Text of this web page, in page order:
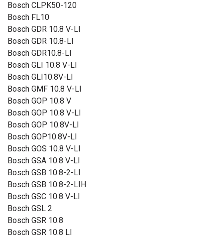
Bosch CLPK50-120
Bosch FL10
Bosch GDR 10.8 V-LI
Bosch GDR 10.8-LI
Bosch GDR10.8-LI
Bosch GLI 10.8 V-LI
Bosch GLI10.8V-LI
Bosch GMF 10.8 V-LI
Bosch GOP 10.8 V
Bosch GOP 10.8 V-LI
Bosch GOP 10.8V-LI
Bosch GOP10.8V-LI
Bosch GOS 10.8 V-LI
Bosch GSA 10.8 V-LI
Bosch GSB 10.8-2-LI
Bosch GSB 10.8-2-LIH
Bosch GSC 10.8 V-LI
Bosch GSL 2
Bosch GSR 10.8
Bosch GSR 10.8 LI